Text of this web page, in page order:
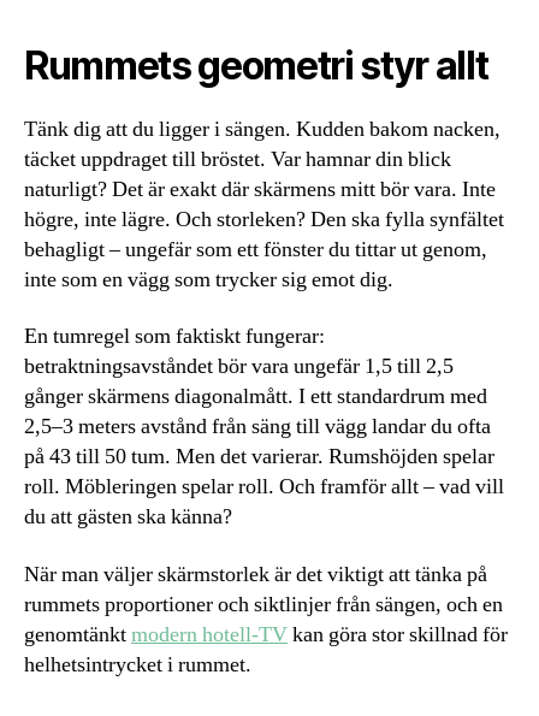
Rummets geometri styr allt
Tänk dig att du ligger i sängen. Kudden bakom nacken,
täcket uppdraget till bröstet. Var hamnar din blick
naturligt? Det är exakt där skärmens mitt bör vara. Inte
högre, inte lägre. Och storleken? Den ska fylla synfältet
behagligt – ungefär som ett fönster du tittar ut genom,
inte som en vägg som trycker sig emot dig.
En tumregel som faktiskt fungerar:
betraktningsavståndet bör vara ungefär 1,5 till 2,5
gånger skärmens diagonalmått. I ett standardrum med
2,5–3 meters avstånd från säng till vägg landar du ofta
på 43 till 50 tum. Men det varierar. Rumshöjden spelar
roll. Möbleringen spelar roll. Och framför allt – vad vill
du att gästen ska känna?
När man väljer skärmstorlek är det viktigt att tänka på
rummets proportioner och siktlinjer från sängen, och en
genomtänktmodern hotell-TVkan göra stor skillnad för
helhetsintrycket i rummet.